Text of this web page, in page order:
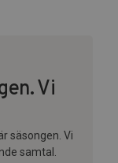
Vi
säsongen. Vi
samtal.